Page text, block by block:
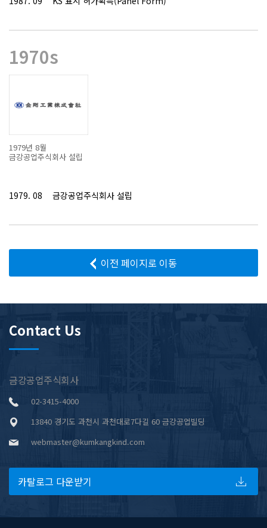
1970s
1979년 8월
금강공업주식회사 설립
1979. 08 금강공업주식회사 설립
이전 페이지로 이동
Contact Us
금강공업주식회사
02-3415-4000
13840 경기도 과천시 과천대로7다길 60 금강공업빌딩
webmaster@kumkangkind.com
카탈로그 다운받기